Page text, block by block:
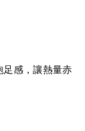
足感，讓熱量赤